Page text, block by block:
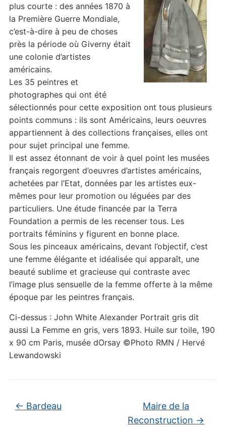
plus courte : des années 1870 à
la Première Guerre Mondiale,
c’est-à-dire à peu de choses
près la période où Giverny était
une colonie d’artistes
américains.
Les 35 peintres et
photographes qui ont été
sélectionnés pour cette exposition ont tous plusieurs
points communs : ils sont Américains, leurs oeuvres
appartiennent à des collections françaises, elles ont
pour sujet principal une femme.
Il est assez étonnant de voir à quel point les musées
français regorgent d’oeuvres d’artistes américains,
achetées par l’Etat, données par les artistes eux-
mêmes pour leur promotion ou léguées par des
particuliers. Une étude financée par la Terra
Foundation a permis de les recenser tous. Les
portraits féminins y figurent en bonne place.
Sous les pinceaux américains, devant l’objectif, c’est
une femme élégante et idéalisée qui apparaît, une
beauté sublime et gracieuse qui contraste avec
l’image plus sensuelle de la femme offerte à la même
époque par les peintres français.
Ci-dessus : John White Alexander Portrait gris dit
aussi La Femme en gris, vers 1893. Huile sur toile, 190
x 90 cm Paris, musée dOrsay ©Photo RMN / Hervé
Lewandowski
← Bardeau
Maire de la
Reconstruction →